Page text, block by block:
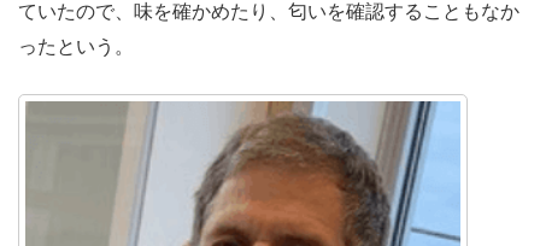
ていたので、味を確かめたり、匂いを確認することもなか
ったという。